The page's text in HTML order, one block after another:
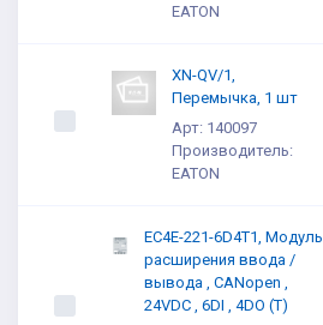
EATON
XN-QV/1,
Перемычка, 1 шт
Арт: 140097
Производитель:
EATON
EC4E-221-6D4T1, Модуль
расширения ввода /
вывода , CANopen ,
24VDC , 6DI , 4DO (T)